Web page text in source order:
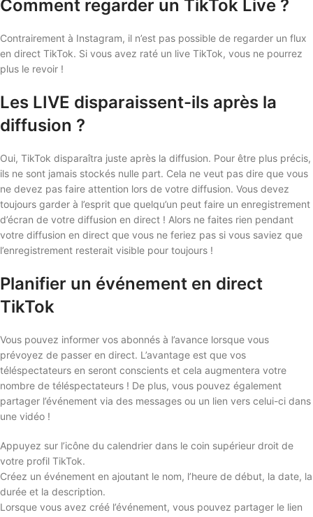
Comment regarder un TikTok Live ?
Contrairement à Instagram, il n’est pas possible de regarder un flux
en direct TikTok. Si vous avez raté un live TikTok, vous ne pourrez
plus le revoir !
Les LIVE disparaissent-ils après la
diffusion ?
Oui, TikTok disparaîtra juste après la diffusion. Pour être plus précis,
ils ne sont jamais stockés nulle part. Cela ne veut pas dire que vous
ne devez pas faire attention lors de votre diffusion. Vous devez
toujours garder à l’esprit que quelqu’un peut faire un enregistrement
d’écran de votre diffusion en direct ! Alors ne faites rien pendant
votre diffusion en direct que vous ne feriez pas si vous saviez que
l’enregistrement resterait visible pour toujours !
Planifier un événement en direct
TikTok
Vous pouvez informer vos abonnés à l’avance lorsque vous
prévoyez de passer en direct. L’avantage est que vos
téléspectateurs en seront conscients et cela augmentera votre
nombre de téléspectateurs ! De plus, vous pouvez également
partager l’événement via des messages ou un lien vers celui-ci dans
une vidéo !
Appuyez sur l’icône du calendrier dans le coin supérieur droit de
votre profil TikTok.
Créez un événement en ajoutant le nom, l’heure de début, la date, la
durée et la description.
Lorsque vous avez créé l’événement, vous pouvez partager le lien